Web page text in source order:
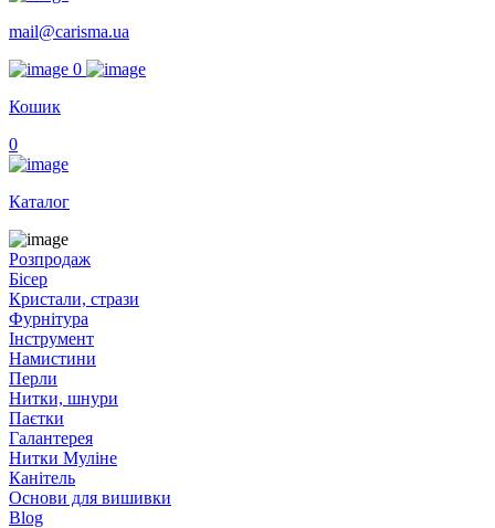
mail@carisma.ua
0
Кошик
0
Каталог
Розпродаж
Бісер
Кристали, стрази
Фурнітура
Інструмент
Намистини
Перли
Нитки, шнури
Паєтки
Галантерея
Нитки Муліне
Канітель
Основи для вишивки
Blog